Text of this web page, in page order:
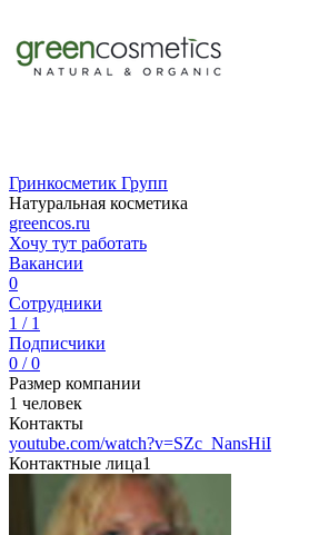
Гринкосметик Групп
Натуральная косметика
greencos.ru
Хочу тут работать
Вакансии
0
Сотрудники
1 / 1
Подписчики
0 / 0
Размер компании
1 человек
Контакты
youtube.com/watch?v=SZc_NansHiI
Контактные лица1